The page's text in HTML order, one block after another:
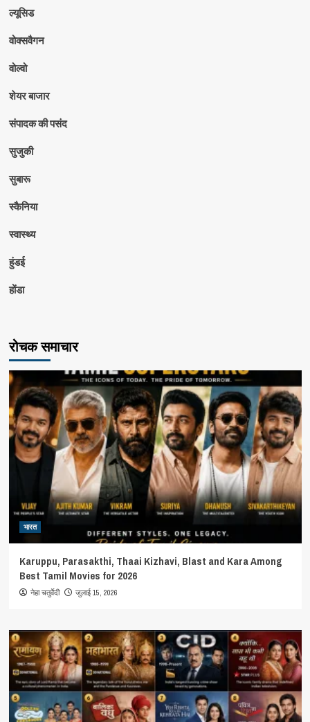
ल्यूसिड
वोक्सवैगन
वोल्वो
शेयर बाजार
संपादक की पसंद
सुजुकी
सुबारू
स्कैनिया
स्वास्थ्य
हुंडई
होंडा
रोचक समाचार
भारत
Karuppu, Parasakthi, Thaai Kizhavi, Blast and Kara Among
Best Tamil Movies for 2026
नेहा चतुर्वेदी जुलाई 15, 2026